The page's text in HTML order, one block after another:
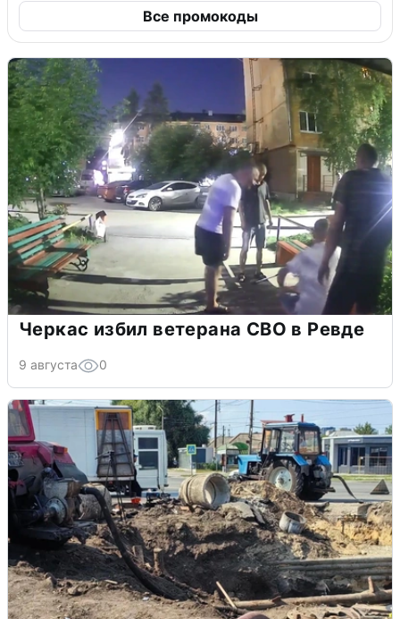
Все промокоды
Черкас избил ветерана СВО в Ревде
9 августа 0